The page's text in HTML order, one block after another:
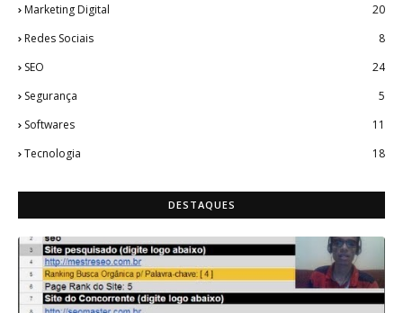
Marketing Digital
20
Redes Sociais
8
SEO
24
Segurança
5
Softwares
11
Tecnologia
18
DESTAQUES